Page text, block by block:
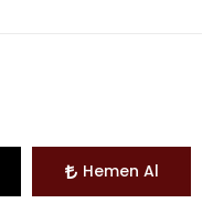
Hemen Al